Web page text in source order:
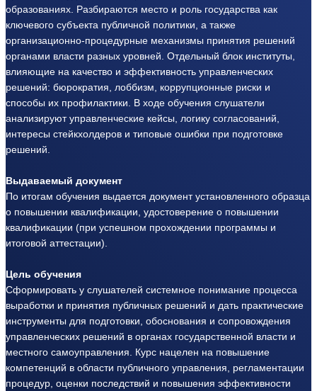
образованиях. Разбираются место и роль государства как
ключевого субъекта публичной политики, а также
организационно-процедурные механизмы принятия решений
органами власти разных уровней. Отдельный блок институты,
влияющие на качество и эффективность управленческих
решений: бюрократия, лоббизм, коррупционные риски и
способы их профилактики. В ходе обучения слушатели
анализируют управленческие кейсы, логику согласований,
интересы стейкхолдеров и типовые ошибки при подготовке
решений.
Выдаваемый документ
По итогам обучения выдается документ установленного образца
о повышении квалификации, удостоверение о повышении
квалификации (при успешном прохождении программы и
итоговой аттестации).
Цель обучения
Сформировать у слушателей системное понимание процесса
выработки и принятия публичных решений и дать практические
инструменты для подготовки, обоснования и сопровождения
управленческих решений в органах государственной власти и
местного самоуправления. Курс нацелен на повышение
компетенций в области публичного управления, регламентации
процедур, оценки последствий и повышения эффективности